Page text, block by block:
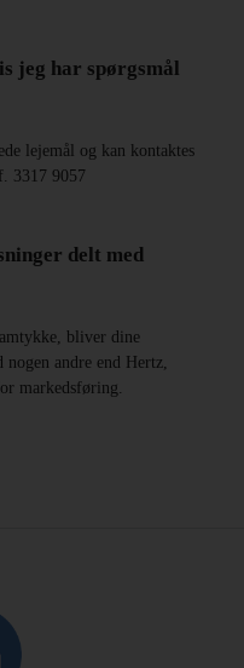
jeg har spørgsmål
lejemål og kan kontaktes
3317 9057
delt med
bliver dine
andre end Hertz,
markedsføring.